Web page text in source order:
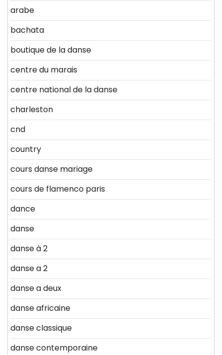
arabe
bachata
boutique de la danse
centre du marais
centre national de la danse
charleston
cnd
country
cours danse mariage
cours de flamenco paris
dance
danse
danse à 2
danse a 2
danse a deux
danse africaine
danse classique
danse contemporaine